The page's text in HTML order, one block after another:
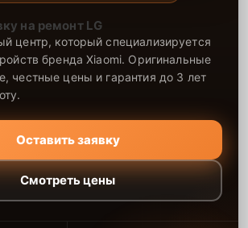
на ремонт LG
центр, который специализируется
бренда Xiaomi. Оригинальные
честные цены и гарантия до 3 лет
Оставить заявку
Смотреть цены